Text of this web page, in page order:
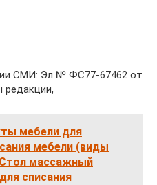
СМИ: Эл № ФС77-67462 от
редакции,
мебели для
мебели (виды
массажный
списания